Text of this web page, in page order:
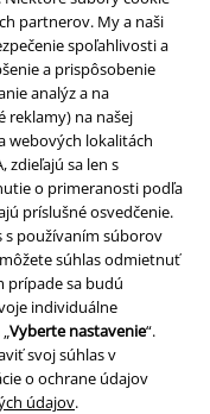
partnerov. My a naši
spoľahlivosti a
a prispôsobenie
analýz a na
reklamy) na našej
webových lokalitách
zdieľajú sa len s
o primeranosti podľa
príslušné osvedčenie.
s používaním súborov
súhlas odmietnuť
prípade sa budú
individuálne
Vyberte nastavenie“.
svoj súhlas v
o ochrane údajov
údajov.
a využite všetky nové
Company